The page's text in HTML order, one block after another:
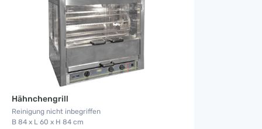
Hähnchengrill
Reinigung nicht inbegriffen
B 84 x L 60 x H 84 cm